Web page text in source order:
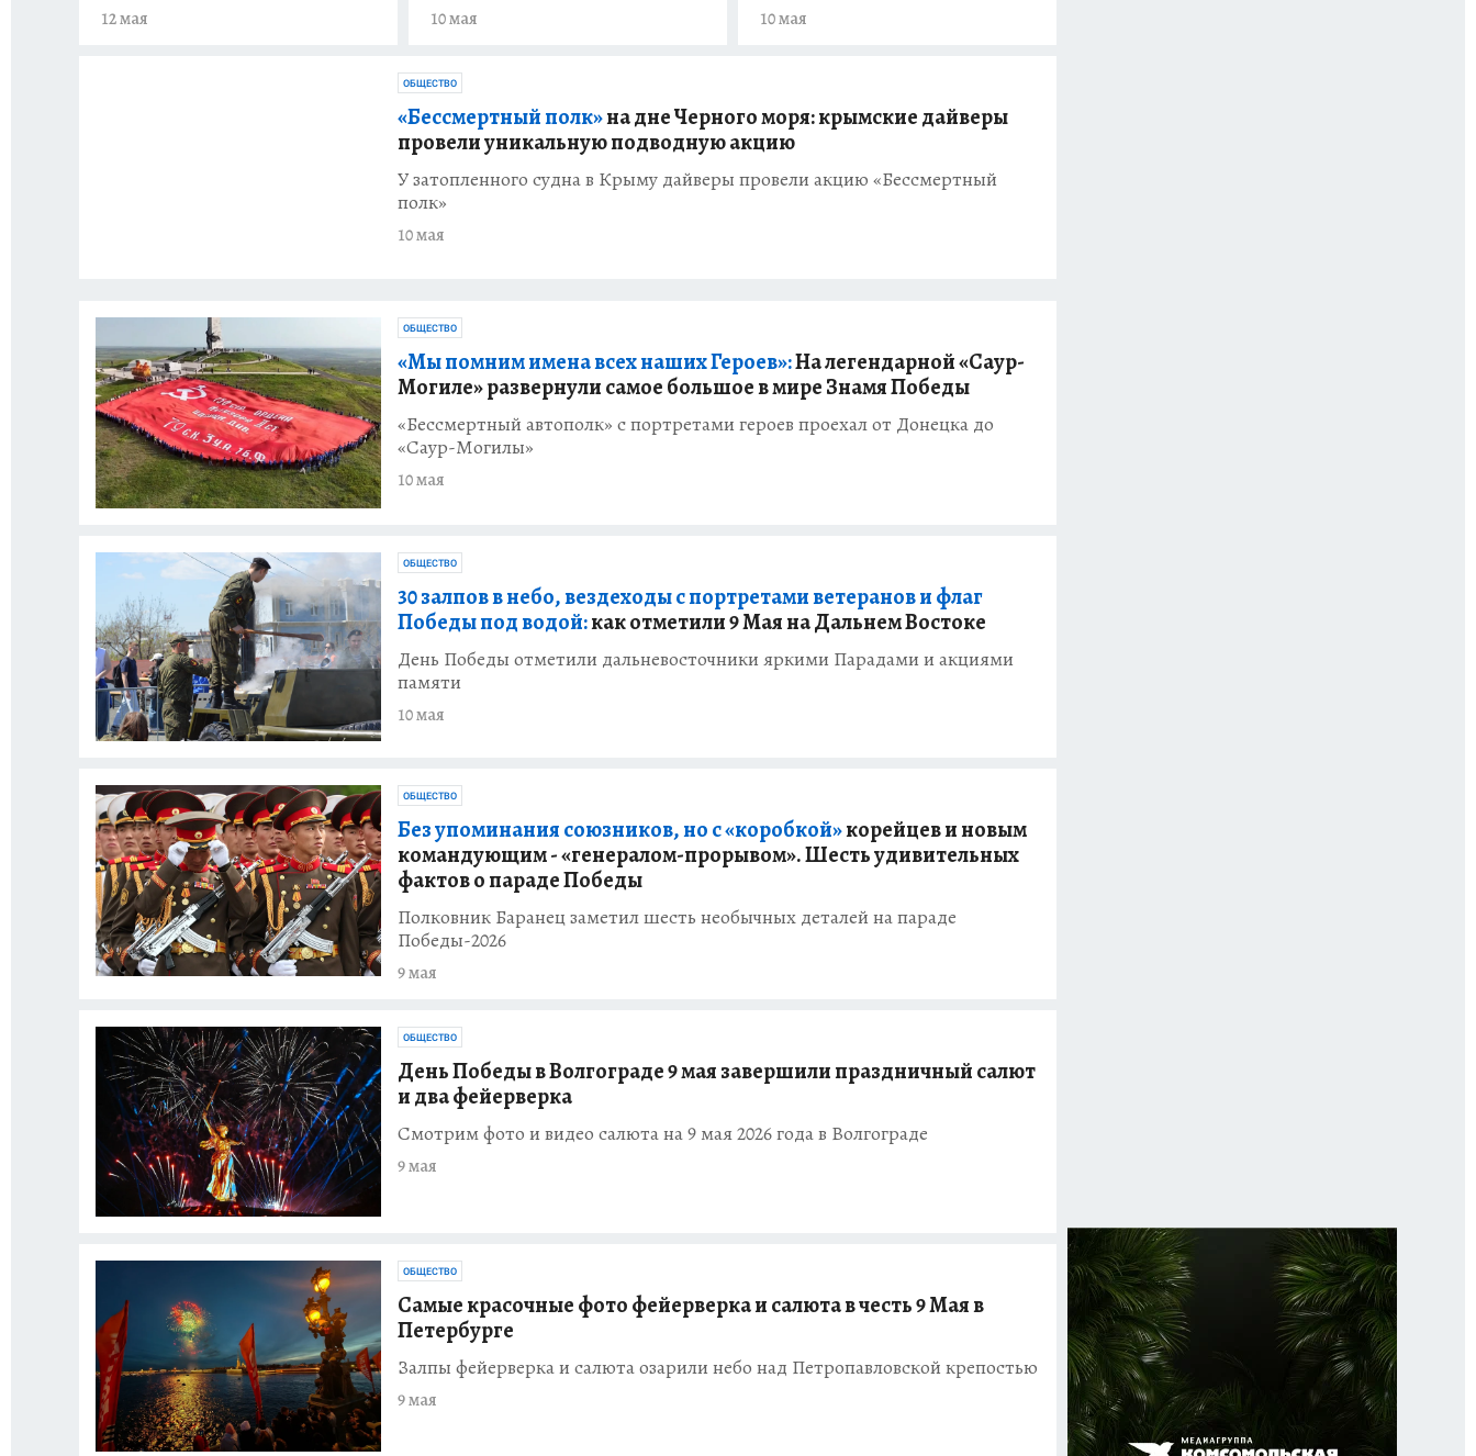
12 мая 10 мая 10 мая
ОБЩЕСТВО
«Бессмертный полк»на дне Черного моря: крымские дайверы
провели уникальную подводную акцию
У затопленного судна в Крыму дайверы провели акцию «Бессмертный
полк»
10 мая
ОБЩЕСТВО
«Мы помним имена всех наших Героев»:На легендарной «Саур-
Могиле» развернули самое большое в мире Знамя Победы
«Бессмертный автополк» с портретами героев проехал от Донецка до
«Саур-Могилы»
10 мая
ОБЩЕСТВО
30 залпов в небо, вездеходы с портретами ветеранов и флаг
Победы под водой:как отметили 9 Мая на Дальнем Востоке
День Победы отметили дальневосточники яркими Парадами и акциями
памяти
10 мая
ОБЩЕСТВО
Без упоминания союзников, но с «коробкой»корейцев и новым
командующим - «генералом-прорывом». Шесть удивительных
фактов о параде Победы
Полковник Баранец заметил шесть необычных деталей на параде
Победы-2026
9 мая
ОБЩЕСТВО
День Победы в Волгограде 9 мая завершили праздничный салют
и два фейерверка
Смотрим фото и видео салюта на 9 мая 2026 года в Волгограде
9 мая
ОБЩЕСТВО
Самые красочные фото фейерверка и салюта в честь 9 Мая в
Петербурге
Залпы фейерверка и салюта озарили небо над Петропавловской крепостью
9 мая